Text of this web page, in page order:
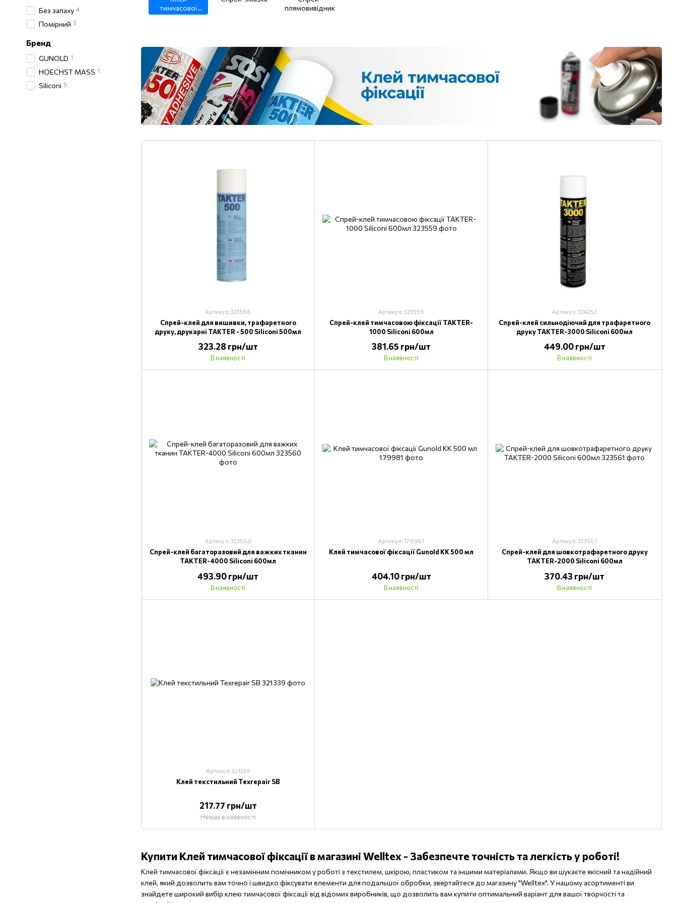
тимчасової
фіксації
плямовивідник
Купити Клей тимчасової фіксації в магазині Welltex - Забезпечте точність та легкість у роботі!
Клей тимчасової фіксації є незамінним помічником у роботі з текстилем, шкірою, пластиком та іншими матеріалами. Якщо ви шукаєте якісний та надійний
клей, який дозволить вам точно і швидко фіксувати елементи для подальшої обробки, звертайтеся до магазину "Welltex". У нашому асортименті ви
знайдете широкий вибір клею тимчасової фіксації від відомих виробників, що дозволить вам купити оптимальний варіант для вашої творчості та
Артикул: 323558
Спрей-клей для вишивки, трафаретного
друку, друкарні TAKTER - 500 Siliconi 500мл
323.28 грн/шт
В наявності
Артикул: 323559
Спрей-клей тимчасовою фіксації TAKTER-
1000 Siliconi 600мл
381.65 грн/шт
В наявності
Артикул: 324252
Спрей-клей сильнодіючий для трафаретного
друку TAKTER-3000 Siliconi 600мл
449.00 грн/шт
В наявності
Артикул: 323560
Спрей-клей багаторазовий для важких тканин
TAKTER-4000 Siliconi 600мл
493.90 грн/шт
В наявності
Артикул: 179981
Клей тимчасової фіксації Gunold KK 500 мл
404.10 грн/шт
В наявності
Артикул: 323561
Спрей-клей для шовкотрафаретного друку
TAKTER-2000 Siliconi 600мл
370.43 грн/шт
В наявності
Артикул: 321339
Клей текстильний Texrepair SB
217.77 грн/шт
Немає в наявності
Без запаху 4
Помірний 3
Бренд
GUNOLD 1
HOECHST MASS 1
Siliconi 5